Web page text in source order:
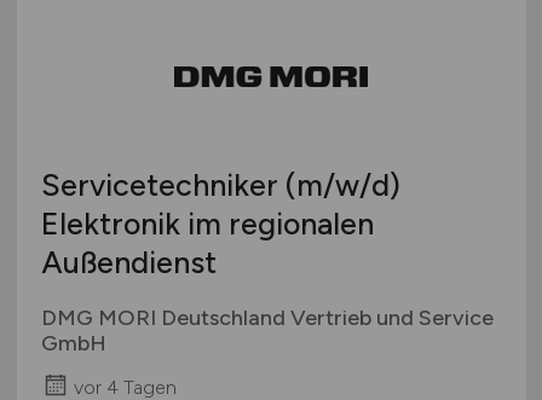
Servicetechniker (m/w/d)
Elektronik im regionalen
Außendienst
DMG MORI Deutschland Vertrieb und Service
GmbH
vor 4 Tagen